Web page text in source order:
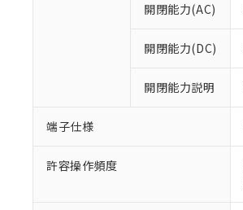
開閉能力(AC)
開閉能力(DC)
開閉能力説明
端子仕様
許容操作頻度